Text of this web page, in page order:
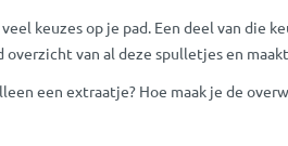
keuzes op je pad. Een deel van die
overzicht van al deze spulletjes en
een extraatje? Hoe maak je de